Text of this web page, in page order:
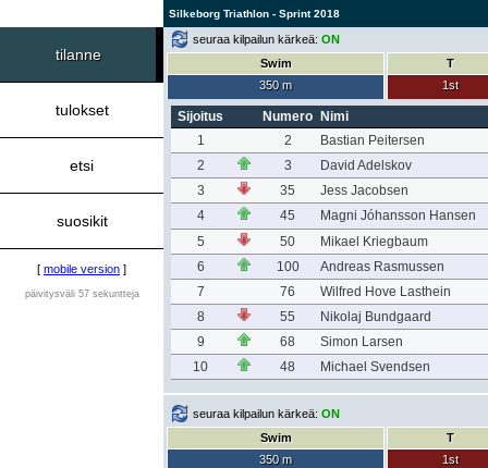
Silkeborg Triathlon - Sprint 2018
tilanne
tulokset
etsi
suosikit
[ mobile version ]
päivitysväli 57 sekuntteja
seuraa kilpailun kärkeä: ON
Swim
350 m
T
1st
Sijoitus Numero
Nimi
1
2
Bastian Peitersen
2
3
David Adelskov
3
35
Jess Jacobsen
4
45
Magni Jóhansson Hansen
5
50
Mikael Kriegbaum
6
100
Andreas Rasmussen
7
76
Wilfred Hove Lasthein
8
55
Nikolaj Bundgaard
9
68
Simon Larsen
10
48 Michael Svendsen
seuraa kilpailun kärkeä: ON
Swim
350 m
T
1st